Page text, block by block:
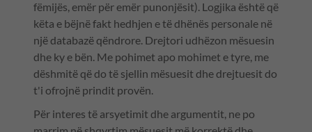
fëmijës, emër për emër punonjësit). Logjika është që
këta e bëjnë fakt hedhjen e të dhënës personale në
një databazë qëndrore. Drejtori udhëzon mësuesin
dhe ky e bën. Me pohimet apo mohimet e tyre, me
dëshmitë që do të sjellin mësuesit dhe drejtuesit do
t'i ofrojnë prindit provën.
Për interes të arsyetimit dhe argumentit, ne po